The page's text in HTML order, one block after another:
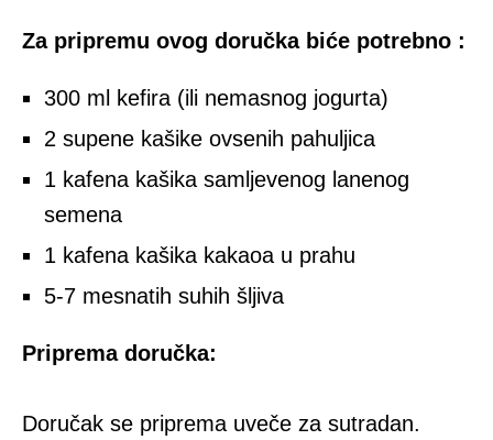
Za pripremu ovog doručka biće potrebno :
300 ml kefira (ili nemasnog jogurta)
2 supene kašike ovsenih pahuljica
1 kafena kašika samljevenog lanenog
semena
1 kafena kašika kakaoa u prahu
5-7 mesnatih suhih šljiva
Priprema doručka:
Doručak se priprema uveče za sutradan.